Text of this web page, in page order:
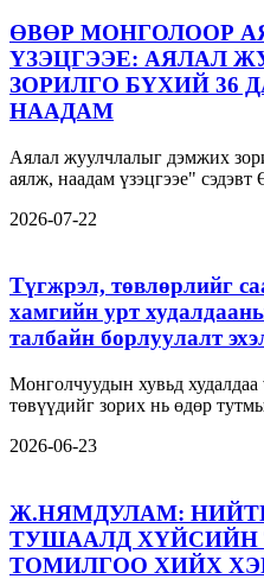
ӨВӨР МОНГОЛООР
ҮЗЭЦГЭЭЕ: АЯЛАЛ
ЗОРИЛГО БҮХИЙ 36
НААДАМ
Аялал жуулчлалыг дэмжих
аялж, наадам үзэцгээе"
2026-07-22
Түгжрэл, төвлөрлийг
хамгийн урт
талбайн борлуулалт
Монголчуудын хувьд худалдаа
төвүүдийг зорих нь өдөр
2026-06-23
Ж.НЯМДУЛАМ:
ТУШААЛД ХҮЙСИЙН
ТОМИЛГОО ХИЙХ